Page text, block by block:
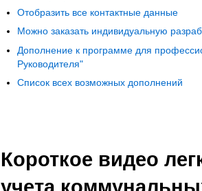
Отобразить все контактные данные
Можно заказать индивидуальную
Дополнение к программе для
Руководителя"
Список всех возможных дополнений
Короткое видео